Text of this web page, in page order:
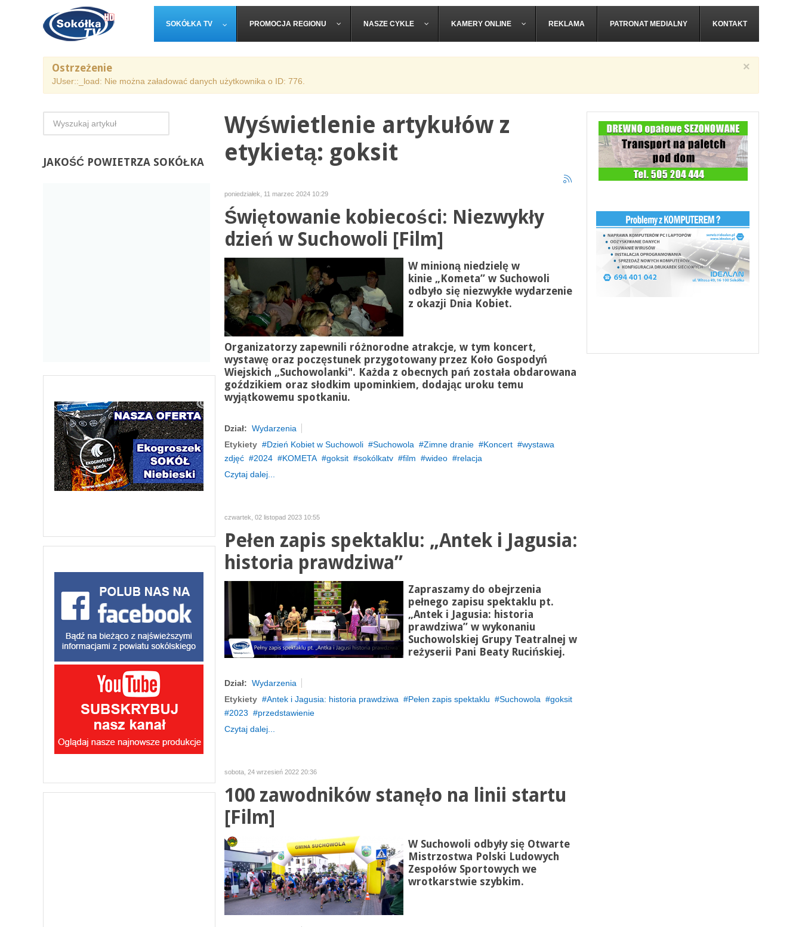
SOKÓŁKA TV PROMOCJA REGIONU NASZE CYKLE KAMERY ONLINE REKLAMA PATRONAT MEDIALNY KONTAKT
×
Ostrzeżenie
JUser::_load: Nie można załadować danych użytkownika o ID: 776.
Wyświetlenie artykułów z
etykietą: goksit
poniedziałek, 11 marzec 2024 10:29
Świętowanie kobiecości: Niezwykły
dzień w Suchowoli [Film]
W minioną niedzielę w
kinie „Kometa” w Suchowoli
odbyło się niezwykłe wydarzenie
z okazji Dnia Kobiet.
Organizatorzy zapewnili różnorodne atrakcje, w tym koncert,
wystawę oraz poczęstunek przygotowany przez Koło Gospodyń
Wiejskich „Suchowolanki". Każda z obecnych pań została obdarowana
goździkiem oraz słodkim upominkiem, dodając uroku temu
wyjątkowemu spotkaniu.
Dział: Wydarzenia
Etykiety
Dzień Kobiet w Suchowoli Suchowola Zimne dranie Koncert
wystawa
zdjęć
2024 KOMETA goksit sokólkatv film wideo
relacja
Czytaj dalej...
czwartek, 02 listopad 2023 10:55
Pełen zapis spektaklu: „Antek i Jagusia:
historia prawdziwa”
Zapraszamy do obejrzenia
pełnego zapisu spektaklu pt.
„Antek i Jagusia: historia
prawdziwa” w wykonaniu
Suchowolskiej Grupy Teatralnej w
reżyserii Pani Beaty Rucińskiej.
Dział: Wydarzenia
Etykiety
Antek i Jagusia: historia prawdziwa Pełen zapis spektaklu Suchowola
goksit
2023
przedstawienie
Czytaj dalej...
sobota, 24 wrzesień 2022 20:36
100 zawodników stanęło na linii startu
[Film]
W Suchowoli odbyły się Otwarte
Mistrzostwa Polski Ludowych
Zespołów Sportowych we
wrotkarstwie szybkim.
JAKOŚĆ POWIETRZA SOKÓŁKA